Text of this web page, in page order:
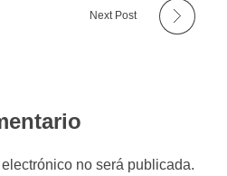
Next Post
no será publicada.